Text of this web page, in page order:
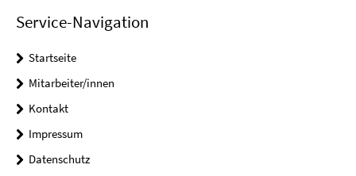
Service-Navigation
Startseite
Mitarbeiter/innen
Kontakt
Impressum
Datenschutz